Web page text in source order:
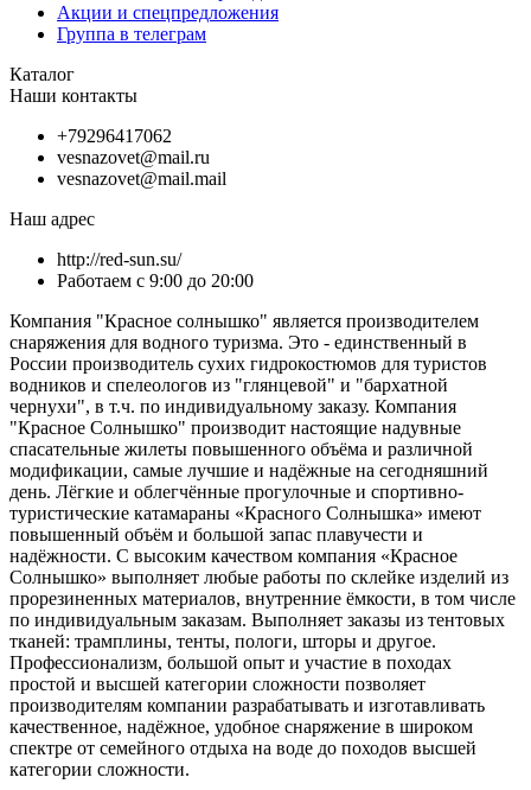
Акции и спецпредложения
Группа в телеграм
Каталог
Наши контакты
+79296417062
vesnazovet@mail.ru
vesnazovet@mail.mail
Наш адрес
http://red-sun.su/
Работаем с 9:00 до 20:00
Компания "Красное солнышко" является производителем
снаряжения для водного туризма. Это - единственный в
России производитель сухих гидрокостюмов для туристов
водников и спелеологов из "глянцевой" и "бархатной
чернухи", в т.ч. по индивидуальному заказу. Компания
"Красное Солнышко" производит настоящие надувные
спасательные жилеты повышенного объёма и различной
модификации, самые лучшие и надёжные на сегодняшний
день. Лёгкие и облегчённые прогулочные и спортивно-
туристические катамараны «Красного Солнышка» имеют
повышенный объём и большой запас плавучести и
надёжности. С высоким качеством компания «Красное
Солнышко» выполняет любые работы по склейке изделий из
прорезиненных материалов, внутренние ёмкости, в том числе
по индивидуальным заказам. Выполняет заказы из тентовых
тканей: трамплины, тенты, пологи, шторы и другое.
Профессионализм, большой опыт и участие в походах
простой и высшей категории сложности позволяет
производителям компании разрабатывать и изготавливать
качественное, надёжное, удобное снаряжение в широком
спектре от семейного отдыха на воде до походов высшей
категории сложности.